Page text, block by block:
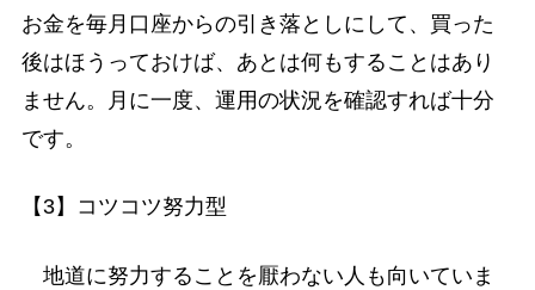
お金を毎月口座からの引き落としにして、買った
後はほうっておけば、あとは何もすることはあり
ません。月に一度、運用の状況を確認すれば十分
です。
【3】コツコツ努力型
地道に努力することを厭わない人も向いていま